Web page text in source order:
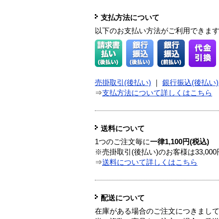
支払方法について
以下のお支払い方法がご利用できま
売掛取引(後払い) 銀行振込(後払い)
⇒支払方法について詳しくはこちら
送料について
1つのご注文毎に一律1,100円(税込)
※売掛取引(後払い)のお客様は
⇒送料について詳しくはこちら
配送について
在庫がある場合のご注文につきまし